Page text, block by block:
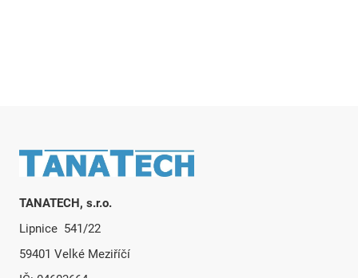
v
k
y
Zápatí
TANATECH, s.r.o.
Lipnice 541/22
59401 Velké Meziříčí